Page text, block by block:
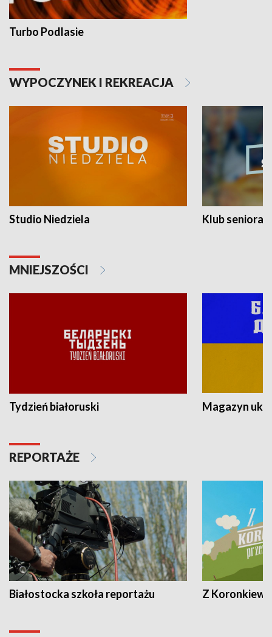
Turbo Podlasie
WYPOCZYNEK I REKREACJA
Studio Niedziela Klub seniora
MNIEJSZOŚCI
Tydzień białoruski Magazyn
REPORTAŻE
Białostocka szkoła reportażu Z